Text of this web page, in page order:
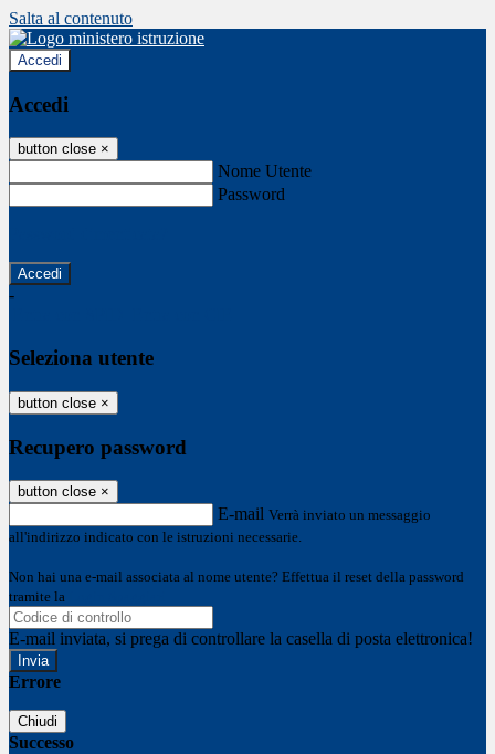
Salta al contenuto
Accedi
Accedi
button close ×
Nome Utente
Password
-
Seleziona utente
button close ×
Recupero password
button close ×
E-mail Verrà inviato un messaggio
all'indirizzo indicato con le istruzioni necessarie.
Non hai una e-mail associata al nome utente? Effettua il reset della password
tramite la
E-mail inviata, si prega di controllare la casella di posta elettronica!
Errore
Chiudi
Successo